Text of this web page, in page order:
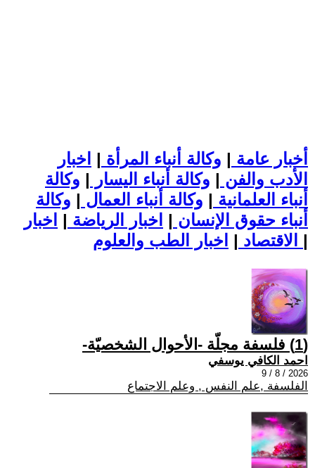
أخبار عامة | وكالة أنباء المرأة | اخبار
الأدب والفن | وكالة أنباء اليسار | وكالة
أنباء العلمانية | وكالة أنباء العمال | وكالة
أنباء حقوق الإنسان | اخبار الرياضة | اخبار
الاقتصاد | |
(1) فلسفة مجلّة -الأحوال الشخصيّة-
احمد الكافي يوسفي
2026 / 8 / 9
الفلسفة ,علم النفس , وعلم الاجتماع